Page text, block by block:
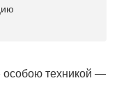
особою техникой —